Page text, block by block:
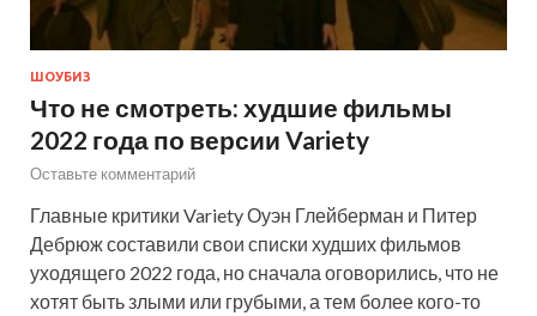
ШОУБИЗ
Что не смотреть: худшие фильмы
2022 года по версии Variety
Оставьте комментарий
Главные критики Variety Оуэн Глейберман и Питер
Дебрюж составили свои списки худших фильмов
уходящего 2022 года, но сначала оговорились, что не
хотят быть злыми или грубыми, а тем более кого-то